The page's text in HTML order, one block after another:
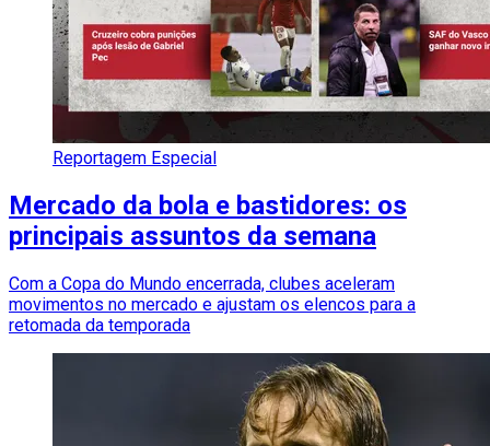
Reportagem Especial
Mercado da bola e bastidores: os
principais assuntos da semana
Com a Copa do Mundo encerrada, clubes aceleram
movimentos no mercado e ajustam os elencos para a
retomada da temporada